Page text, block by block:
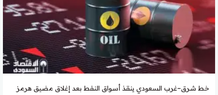
خط شرق–غرب السعودي ينقذ أسواق النفط بعد إغلاق مضيق هرمز